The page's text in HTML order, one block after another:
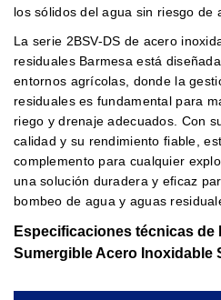
los sólidos del agua sin riesgo de
La serie 2BSV-DS de acero
residuales Barmesa está
entornos agrícolas, donde la
residuales es fundamental para
riego y drenaje adecuados. Con
calidad y su rendimiento fiable,
complemento para cualquier
una solución duradera y eficaz
bombeo de agua y aguas
Especificaciones técnicas de
Sumergible Acero Inoxidable